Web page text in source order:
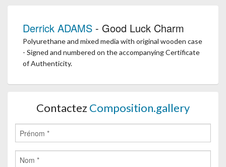
Derrick ADAMS - Good Luck Charm
Polyurethane and mixed media with original wooden case
- Signed and numbered on the accompanying Certificate
of Authenticity.
Contactez Composition.gallery